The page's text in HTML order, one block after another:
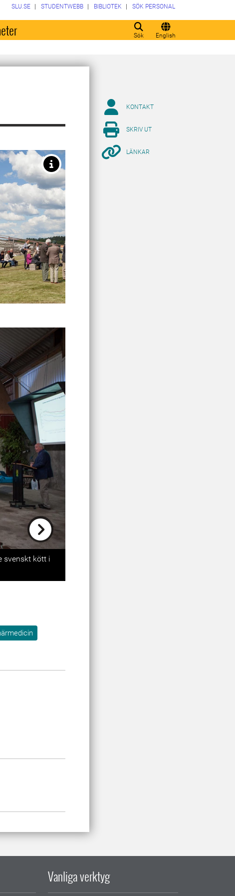
Sök English
SLU.SE STUDENTWEBB BIBLIOTEK SÖK PERSONAL
Next
svenskt kött i
KONTAKT
SKRIV UT
LÄNKAR
Vanliga verktyg